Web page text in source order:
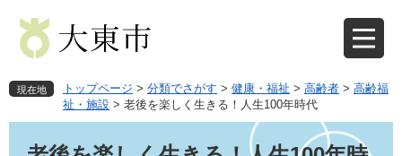
先
で
を
ば
現在地 トップページ > 分類でさがす > 健康・福祉 > 高齢者 > 高齢福
祉・施設 > 老後を楽しく生きる！人生100年時代